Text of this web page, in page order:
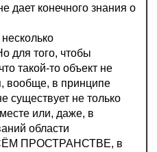
дает конечного знания о
для того, чтобы
такой-то объект не
вообще, в принципе
существует не только
или, даже, в
области
ПРОСТРАНСТВЕ, в